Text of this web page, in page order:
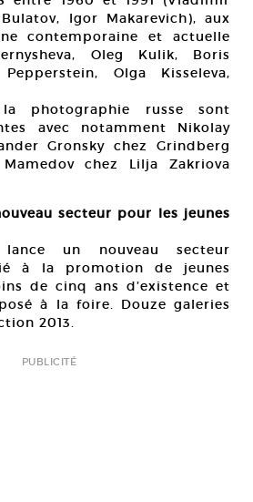
Igor Makarevich), aux
contemporaine et actuelle
Oleg Kulik, Boris
Olga Kisseleva,
photographie russe sont
avec notamment Nikolay
Gronsky chez Grindberg
chez Lilja Zakriova
secteur pour les jeunes
un nouveau secteur
à la promotion de jeunes
de cinq ans d’existence et
à la foire. Douze galeries
2013.
PUBLICITÉ